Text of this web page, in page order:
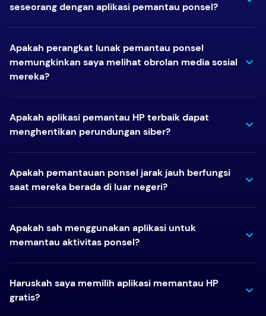
seseorang dengan aplikasi pemantau ponsel?
Apakah perangkat lunak pemantau ponsel
memungkinkan saya melihat obrolan media sosial
mereka?
Apakah aplikasi pemantau HP terbaik dapat
menghentikan perundungan siber?
Apakah pemantauan ponsel jarak jauh berfungsi
saat mereka berada di luar negeri?
Apakah sah menggunakan aplikasi untuk
memantau aktivitas ponsel?
Haruskah saya memilih aplikasi memantau HP
gratis?